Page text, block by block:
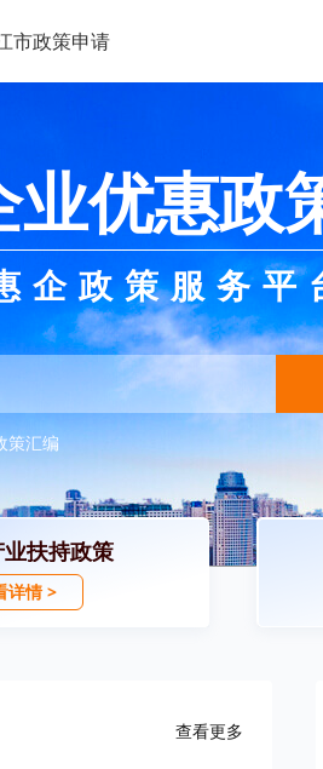
市政策申请
优惠政
企政策服务平
策汇编
扶持政策
详情 >
查看更多